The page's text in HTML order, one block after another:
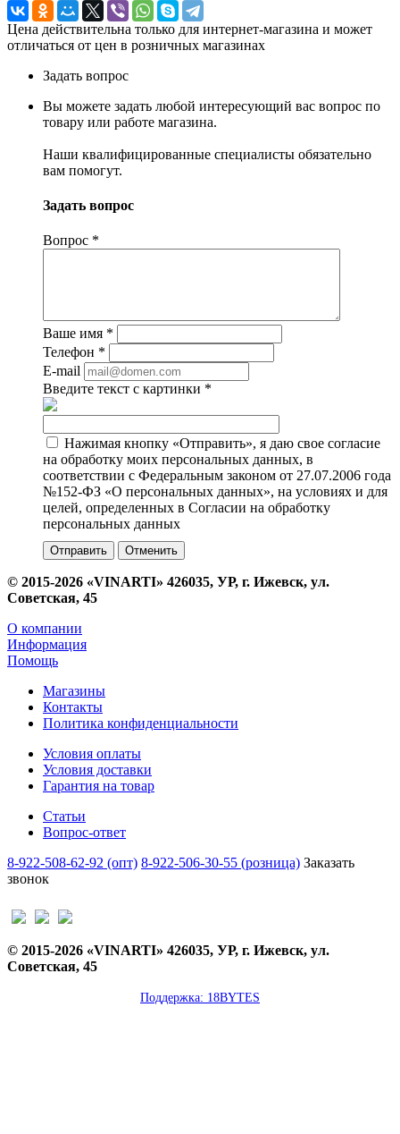
Цена действительна только для интернет-магазина и может
отличаться от цен в розничных магазинах
Задать вопрос
Вы можете задать любой интересующий вас вопрос по
товару или работе магазина.
Наши квалифицированные специалисты обязательно
вам помогут.
Задать вопрос
Вопрос *
Ваше имя *
Телефон *
E-mail
Введите текст с картинки *
Нажимая кнопку «Отправить», я даю свое согласие
на обработку моих персональных данных, в
соответствии с Федеральным законом от 27.07.2006 года
№152-ФЗ «О персональных данных», на условиях и для
целей, определенных в Согласии на обработку
персональных данных
Отменить
© 2015-2026 «VINARTI» 426035, УР, г. Ижевск, ул.
Советская, 45
О компании
Информация
Помощь
Магазины
Контакты
Политика конфиденциальности
Условия оплаты
Условия доставки
Гарантия на товар
Статьи
Вопрос-ответ
8-922-508-62-92 (опт) 8-922-506-30-55 (розница) Заказать
звонок
© 2015-2026 «VINARTI» 426035, УР, г. Ижевск, ул.
Советская, 45
Поддержка: 18BYTES